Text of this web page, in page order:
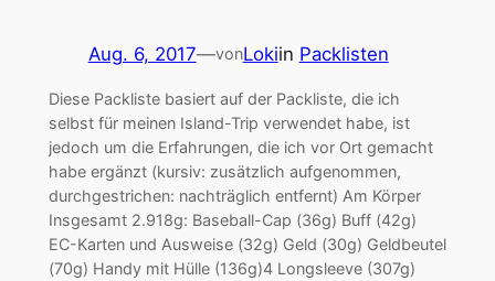
Aug. 6, 2017—vonLokiin Packlisten
Diese Packliste basiert auf der Packliste, die ich
selbst für meinen Island-Trip verwendet habe, ist
jedoch um die Erfahrungen, die ich vor Ort gemacht
habe ergänzt (kursiv: zusätzlich aufgenommen,
durchgestrichen: nachträglich entfernt) Am Körper
Insgesamt 2.918g: Baseball-Cap (36g) Buff (42g)
EC-Karten und Ausweise (32g) Geld (30g) Geldbeutel
(70g) Handy mit Hülle (136g)4 Longsleeve (307g)